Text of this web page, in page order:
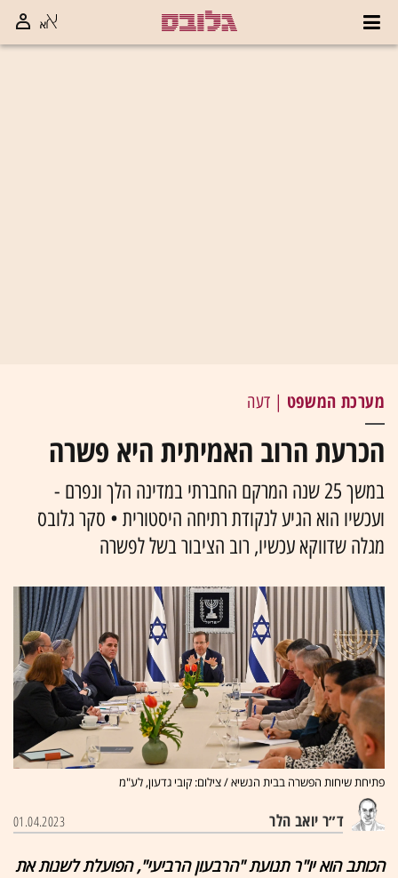
מערכת המשפט | דעה
הכרעת הרוב האמיתית היא פשרה
במשך 25 שנה המרקם החברתי במדינה הלך ונפרם -
ועכשיו הוא הגיע לנקודת רתיחה היסטורית • סקר גלובס
מגלה שדווקא עכשיו, רוב הציבור בשל לפשרה
פתיחת שיחות הפשרה בבית הנשיא / צילום: קובי גדעון, לע"מ
ד״ר יואב הלר 01.04.2023
הכותב הוא יו"ר תנועת "הרבעון הרביעי", הפועלת לשנות את